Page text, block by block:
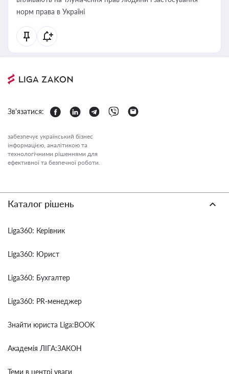
норм права в Україні
Зв'язатися:
забезпечує український бізнес
інформацією, аналітикою та
технологічними рішеннями для
ефективної та безпечної роботи.
Каталог рішень
Liga360: Керівник
Liga360: Юрист
Liga360: Бухгалтер
Liga360: PR-менеджер
Знайти юриста Liga:BOOK
Академія ЛІГА:ЗАКОН
Теми в центрі уваги